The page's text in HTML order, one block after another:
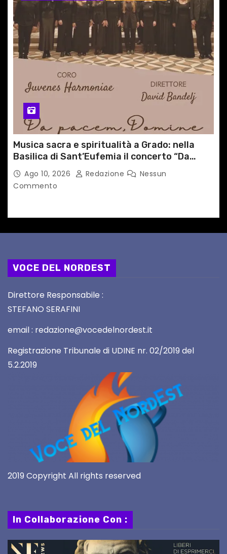
Musica sacra e spiritualità a Grado: nella
Basilica di Sant’Eufemia il concerto “Da
pacem, Domine”
Ago 10, 2026 Redazione
Nessun
Commento
VOCE DEL NORDEST
Direttore Responsabile :
STEFANO SERAFINI
email : redazione@vocedelnordest.it
Registrazione Tribunale di UDINE nr. 02/2019 del
5.2.2019
2019 Copyright All rights reserved
In Collaborazione Con :